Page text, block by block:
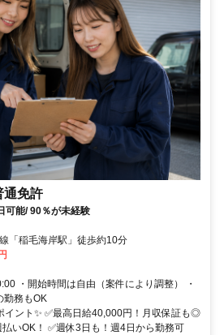
通免許
可能/ 90％が未経験
「稲毛海岸駅」徒歩約10分
・開始時間は自由（案件により調整） ・
勤務もOK
イント✨ ✅最高日給40,000円！月収保証も◎
いOK！ ✅週休3日も！週4日から勤務可